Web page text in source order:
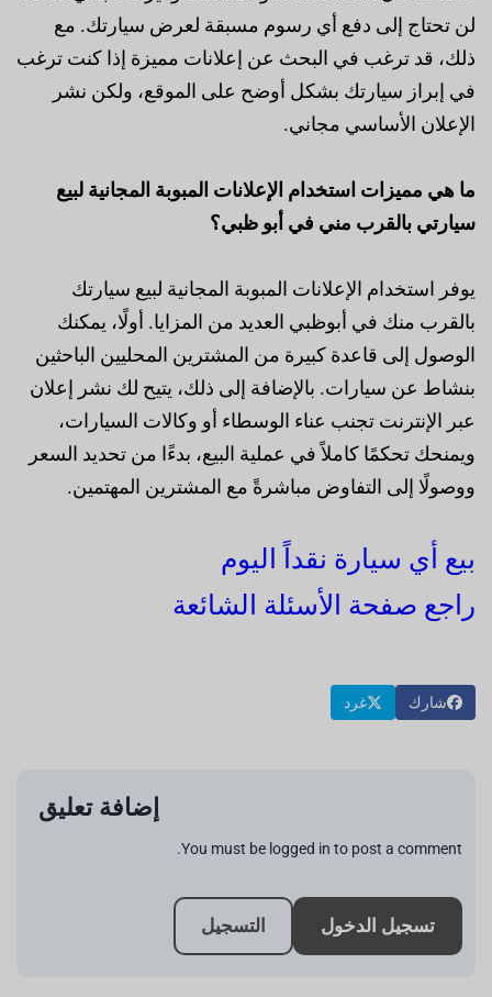
لن تحتاج إلى دفع أي رسوم مسبقة لعرض سيارتك. مع
ذلك، قد ترغب في البحث عن إعلانات مميزة إذا كنت ترغب
في إبراز سيارتك بشكل أوضح على الموقع، ولكن نشر
الإعلان الأساسي مجاني.
ما هي مميزات استخدام الإعلانات المبوبة المجانية لبيع
سيارتي بالقرب مني في أبو ظبي؟
يوفر استخدام الإعلانات المبوبة المجانية لبيع سيارتك
بالقرب منك في أبوظبي العديد من المزايا. أولًا، يمكنك
الوصول إلى قاعدة كبيرة من المشترين المحليين الباحثين
بنشاط عن سيارات. بالإضافة إلى ذلك، يتيح لك نشر إعلان
عبر الإنترنت تجنب عناء الوسطاء أو وكالات السيارات،
ويمنحك تحكمًا كاملاً في عملية البيع، بدءًا من تحديد السعر
ووصولًا إلى التفاوض مباشرةً مع المشترين المهتمين.
بيع أي سيارة نقداً اليوم
راجع صفحة الأسئلة الشائعة
شارك غرد
إضافة تعليق
You must be logged in to post a comment.
تسجيل الدخول التسجيل